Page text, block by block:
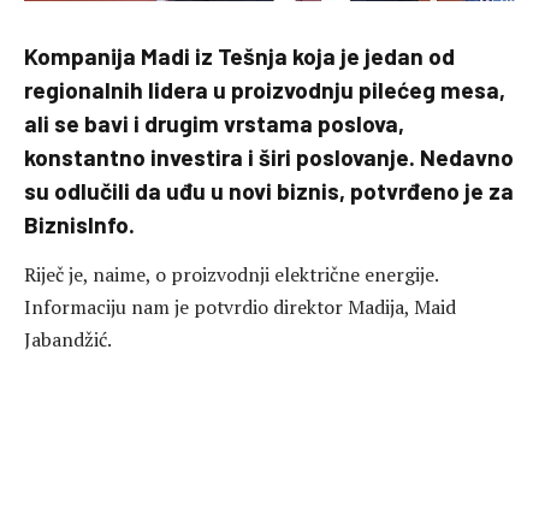
Kompanija Madi iz Tešnja koja je jedan od
regionalnih lidera u proizvodnju pilećeg mesa,
ali se bavi i drugim vrstama poslova,
konstantno investira i širi poslovanje. Nedavno
su odlučili da uđu u novi biznis, potvrđeno je za
BiznisInfo.
Riječ je, naime, o proizvodnji električne energije.
Informaciju nam je potvrdio direktor Madija, Maid
Jabandžić.